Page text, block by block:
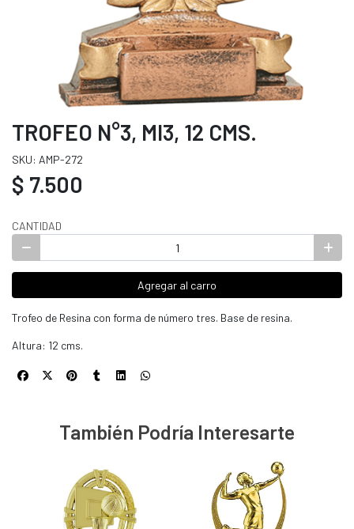
TROFEO N°3, MI3, 12 CMS.
SKU: AMP-272
$ 7.500
CANTIDAD
Agregar al carro
Trofeo de Resina con forma de número tres. Base de resina.
Altura: 12 cms.
También Podría Interesarte